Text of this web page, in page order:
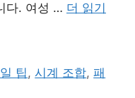
다. 여성 … 더 읽기
팁,시계 조합,패